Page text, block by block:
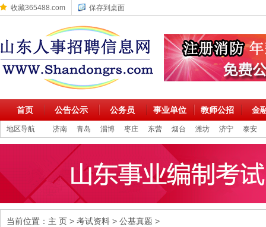
收藏365488.com 保存到桌面
首页 公告公示 公务员 事业单位 教师公招 金
地区导航 济南 青岛 淄博 枣庄 东营 烟台 潍坊 济宁 泰安
当前位置： 主 页 > 考试资料 > 公基真题 >